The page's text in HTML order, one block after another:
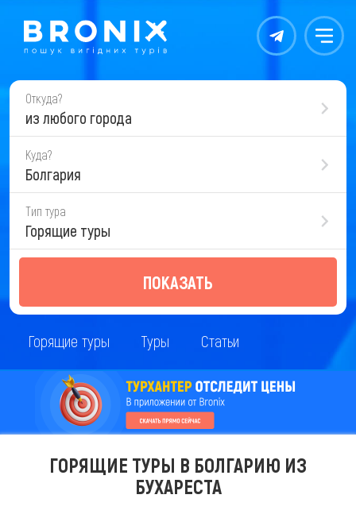
Контакты Меню
Откуда?
из любого города
Куда?
Болгария
Тип тура
Горящие туры
ПОКАЗАТЬ
Горящие туры Туры Статьи
ГОРЯЩИЕ ТУРЫ В БОЛГАРИЮ ИЗ
БУХАРЕСТА